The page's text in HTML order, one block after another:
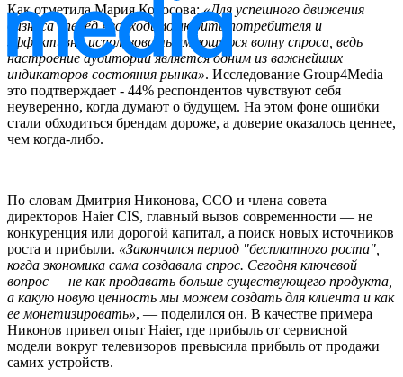
Как отметила Мария Колосова:«Для успешного движения
бизнеса вперёд необходимо любить потребителя и
эффективно использовать имеющуюся волну спроса, ведь
настроение аудитории является одним из важнейших
индикаторов состояния рынка». Исследование Group4Media
это подтверждает - 44% респондентов чувствуют себя
неуверенно, когда думают о будущем. На этом фоне ошибки
стали обходиться брендам дороже, а доверие оказалось ценнее,
чем когда-либо.
По словам Дмитрия Никонова, CCO и члена совета
директоров Haier CIS, главный вызов современности — не
конкуренция или дорогой капитал, а поиск новых источников
роста и прибыли. «Закончился период "бесплатного роста",
когда экономика сама создавала спрос. Сегодня ключевой
вопрос — не как продавать больше существующего продукта,
а какую новую ценность мы можем создать для клиента и как
ее монетизировать», — поделился он. В качестве примера
Никонов привел опыт Haier, где прибыль от сервисной
модели вокруг телевизоров превысила прибыль от продажи
самих устройств.